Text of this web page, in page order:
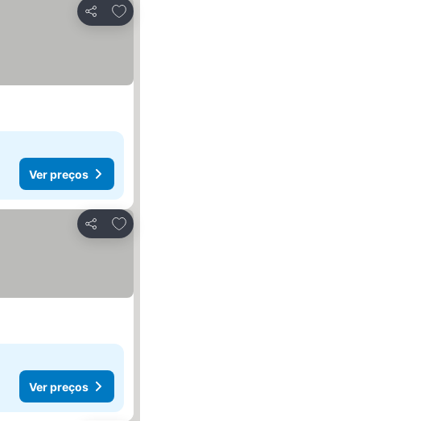
Partilhar
Adicionar aos favoritos
Ver preços
Partilhar
Adicionar aos favoritos
Ver preços